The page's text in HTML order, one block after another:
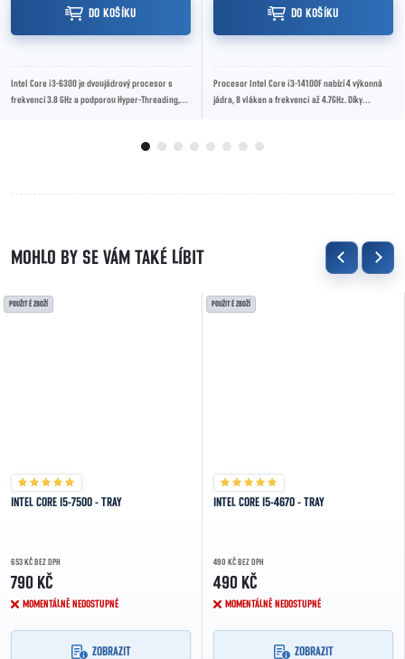
DO KOŠÍKU
Intel Core i3-6300 je dvoujádrový procesor s
frekvencí 3.8 GHz a podporou Hyper-Threading,
DO KOŠÍKU
Procesor Intel Core i3-14100F nabízí 4 výkonná
jádra, 8 vláken a frekvenci až 4.7GHz. Díky
POUŽITÉ ZBOŽÍ
INTEL CORE I5-7500 - TRAY
653 KČ BEZ DPH
790 KČ
MOMENTÁLNĚ NEDOSTUPNÉ
ZOBRAZIT
POUŽITÉ ZBOŽÍ
INTEL CORE I5-4670 - TRAY
490 KČ BEZ DPH
490 KČ
MOMENTÁLNĚ NEDOSTUPNÉ
ZOBRAZIT